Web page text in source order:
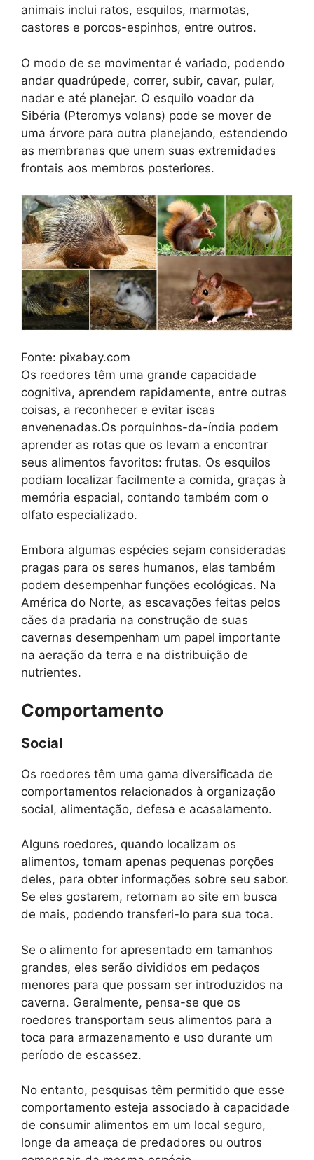
animais inclui ratos, esquilos, marmotas,
castores e porcos-espinhos, entre outros.
O modo de se movimentar é variado, podendo
andar quadrúpede, correr, subir, cavar, pular,
nadar e até planejar. O esquilo voador da
Sibéria (Pteromys volans) pode se mover de
uma árvore para outra planejando, estendendo
as membranas que unem suas extremidades
frontais aos membros posteriores.
Fonte: pixabay.com
Os roedores têm uma grande capacidade
cognitiva, aprendem rapidamente, entre outras
coisas, a reconhecer e evitar iscas
envenenadas.Os porquinhos-da-índia podem
aprender as rotas que os levam a encontrar
seus alimentos favoritos: frutas. Os esquilos
podiam localizar facilmente a comida, graças à
memória espacial, contando também com o
olfato especializado.
Embora algumas espécies sejam consideradas
pragas para os seres humanos, elas também
podem desempenhar funções ecológicas. Na
América do Norte, as escavações feitas pelos
cães da pradaria na construção de suas
cavernas desempenham um papel importante
na aeração da terra e na distribuição de
nutrientes.
Comportamento
Social
Os roedores têm uma gama diversificada de
comportamentos relacionados à organização
social, alimentação, defesa e acasalamento.
Alguns roedores, quando localizam os
alimentos, tomam apenas pequenas porções
deles, para obter informações sobre seu sabor.
Se eles gostarem, retornam ao site em busca
de mais, podendo transferi-lo para sua toca.
Se o alimento for apresentado em tamanhos
grandes, eles serão divididos em pedaços
menores para que possam ser introduzidos na
caverna. Geralmente, pensa-se que os
roedores transportam seus alimentos para a
toca para armazenamento e uso durante um
período de escassez.
No entanto, pesquisas têm permitido que esse
comportamento esteja associado à capacidade
de consumir alimentos em um local seguro,
longe da ameaça de predadores ou outros